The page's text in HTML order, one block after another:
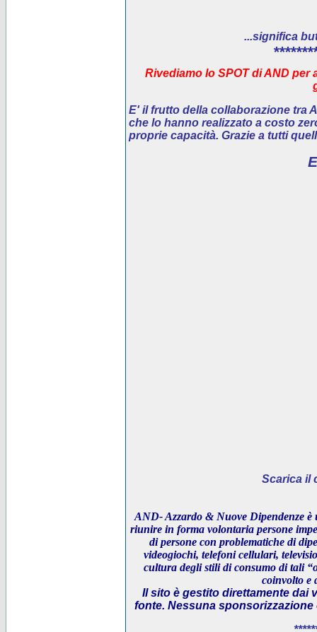
...significa
Rivediamo lo SPOT di AND
E' ilfrutto della collaborazione tra
che lo hanno realizzato a costo
proprie capacità. Grazie a tutti
Scarica il
AND- Azzardo & Nuove Dipendenze è
riunire in forma volontaria persone
di persone con problematiche di
videogiochi, telefoni cellulari,
cultura degli stili di consumo di tali
coinvolto e
Il sito è gestito direttamente dai
fonte. Nessuna